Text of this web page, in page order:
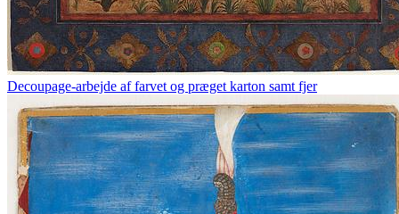
Decoupage-arbejde af farvet og præget karton samt fjer